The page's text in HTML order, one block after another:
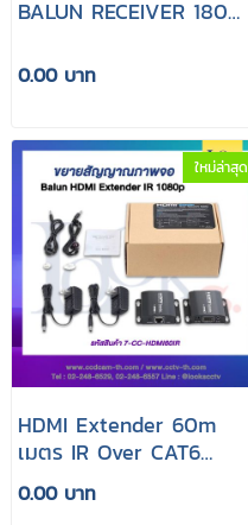
BALUN RECEIVER 1800
0.00 บาท
ใหม่ล่าสุด
HDMI Extender 60m
เมตร IR Over CAT6
ขยายสัญญาณจอกล้อง
DVR ระยะไกล
0.00 บาท